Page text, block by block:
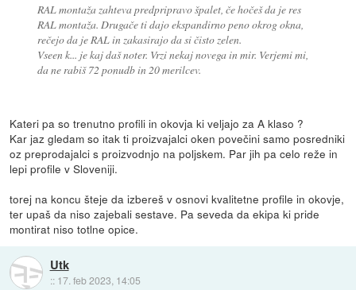
RAL montaža zahteva predpripravo špalet, če hočeš da je res
RAL montaža. Drugače ti dajo ekspandirno peno okrog okna,
rečejo da je RAL in zakasirajo da si čisto zelen.
Vseen k... je kaj daš noter. Vrzi nekaj novega in mir. Verjemi mi,
da ne rabiš 72 ponudb in 20 merilcev.
Kateri pa so trenutno profili in okovja ki veljajo za A klaso ?
Kar jaz gledam so itak ti proizvajalci oken povečini samo posredniki
oz preprodajalci s proizvodnjo na poljskem. Par jih pa celo reže in
lepi profile v Sloveniji.
torej na koncu šteje da izbereš v osnovi kvalitetne profile in okovje,
ter upaš da niso zajebali sestave. Pa seveda da ekipa ki pride
montirat niso totlne opice.
Utk
:: 17. feb 2023, 14:05